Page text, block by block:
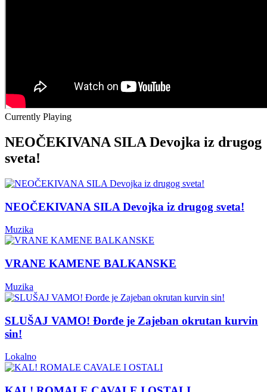
Currently Playing
NEOČEKIVANA SILA Devojka iz drugog
sveta!
NEOČEKIVANA SILA Devojka iz drugog sveta!
Muzika
VRANE KAMENE BALKANSKE
Muzika
SLUŠAJ VAMO! Đorđe je Zajeban okrutan kurvin
sin!
Lokalno